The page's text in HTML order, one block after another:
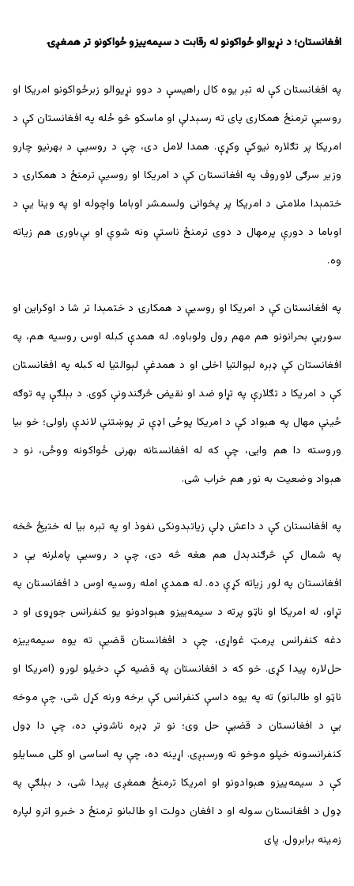
افغانستان؛ د نړیوالو ځواکونو له رقابت د سیمه‌ییزو ځواکونو تر همغږۍ
په افغانستان کې له تېر یوه کال راهیسې د دوو نړیوالو زبرځواکونو امریکا او
روسیې ترمنځ همکاری پای ته رسېدلې او ماسکو څو ځله په افغانستان کې د
امریکا پر تګلاره نیوکې وکړې. همدا لامل دی، چې د روسیې د بهرنیو چارو
وزیر سرګی لاوروف په افغانستان کې د امریکا او روسیې ترمنځ د همکارۍ د
ختمېدا ملامتی د امریکا پر پخوانی ولسمشر اوباما واچوله او په وینا یې د
اوباما د دورې پرمهال د دوی ترمنځ ناستې ونه شوې او بې‌باوری هم زیاته
وه.
په افغانستان کې د امریکا او روسیې د همکارۍ د ختمېدا تر شا د اوکراین او
سوریې بحرانونو هم مهم رول ولوباوه. له همدې کبله اوس روسیه هم، په
افغانستان کې ډېره لېوالتیا اخلی او د همدغې لېوالتیا له کبله په افغانستان
کې د امریکا د تګلارې په تړاو ضد او نقیض څرګندونې کوی. د بېلګې په توګه
ځینې مهال په هېواد کې د امریکا پوځی اډې تر پوښتنې لاندې راولی؛ خو بیا
وروسته دا هم وایی، چې که له افغانستانه بهرنی ځواکونه ووځی، نو د
هېواد وضعیت به نور هم خراب شی.
په افغانستان کې د داعش ډلې زیاتېدونکی نفوذ او په تېره بیا له ختیځ څخه
په شمال کې څرګندېدل هم هغه څه دی، چې د روسیې پاملرنه یې د
افغانستان په لور زیاته کړې ده. له همدې امله روسیه اوس د افغانستان په
تړاو، له امریکا او ناټو پرته د سیمه‌ییزو هېوادونو یو کنفرانس جوړوی او د
دغه کنفرانس پرمټ غواړی، چې د افغانستان قضیې ته یوه سیمه‌ییزه
حل‌لاره پیدا کړی. خو که د افغانستان په قضیه کې دخیلو لورو (امریکا او
ناټو او طالبانو) ته په یوه داسې کنفرانس کې برخه ورنه کړل شی، چې موخه
یې د افغانستان د قضیې حل وی؛ نو تر ډېره ناشونې ده، چې دا ډول
کنفرانسونه خپلو موخو ته ورسېږی. اړینه ده، چې په اساسی او کلی مسایلو
کې د سیمه‌ییزو هېوادونو او امریکا ترمنځ همغږی پیدا شی، د بېلګې په
ډول د افغانستان سوله او د افغان دولت او طالبانو ترمنځ د خبرو اترو لپاره
زمینه برابرول. پای